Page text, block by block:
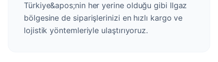
Türkiye&apos;nin her yerine olduğu gibi Ilgaz
bölgesine de siparişlerinizi en hızlı kargo ve
lojistik yöntemleriyle ulaştırıyoruz.